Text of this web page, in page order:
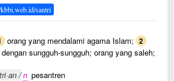
santri
orang yang mendalami agama Islam; 2
sungguh-sungguh; orang yang saleh;
/n pesantren